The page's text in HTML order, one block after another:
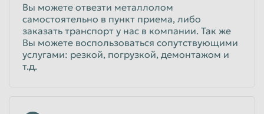
Вы можете отвезти металлолом
самостоятельно в пункт приема, либо
заказать транспорт у нас в компании. Так же
Вы можете воспользоваться сопутствующими
услугами: резкой, погрузкой, демонтажом и
т.д.